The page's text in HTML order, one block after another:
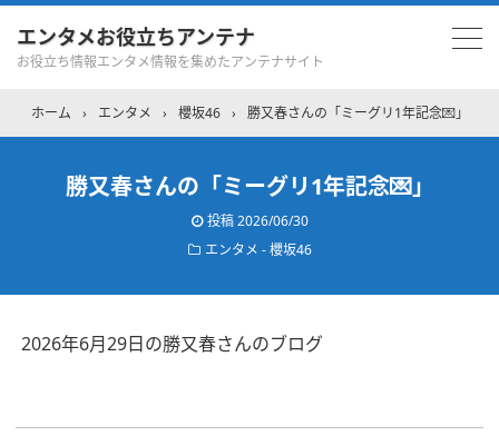
エンタメお役立ちアンテナ
お役立ち情報エンタメ情報を集めたアンテナサイト
ホーム › エンタメ › 櫻坂46 › 勝又春さんの「ミーグリ1年記念💌」
勝又春さんの「ミーグリ1年記念💌」
投稿2026/06/30
エンタメ - 櫻坂46
2026年6月29日の勝又春さんのブログ